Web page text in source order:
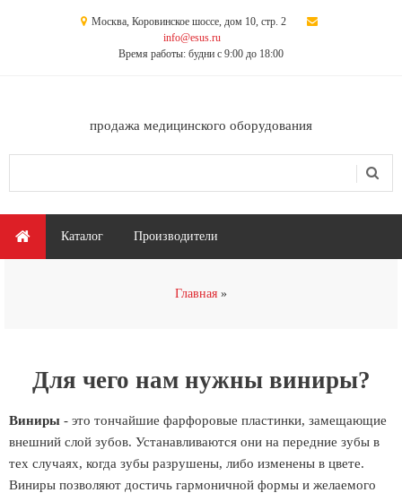
Москва, Коровинское шоссе, дом 10, стр. 2
info@esus.ru
Время работы: будни с 9:00 до 18:00
продажа медицинского оборудования
Главное меню
Каталог Производители
Главная
Для чего нам нужны виниры?
Виниры - это тончайшие фарфоровые пластинки, замещающие
внешний слой зубов. Устанавливаются они на передние зубы в
тех случаях, когда зубы разрушены, либо изменены в цвете.
Виниры позволяют достичь гармоничной формы и желаемого